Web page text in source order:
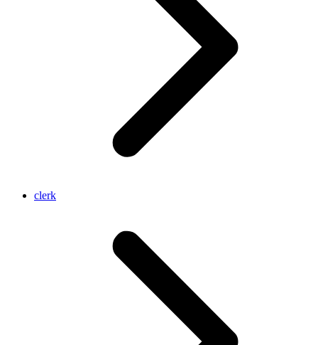
clerk